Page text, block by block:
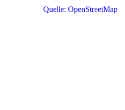
Quelle: OpenStreetMap